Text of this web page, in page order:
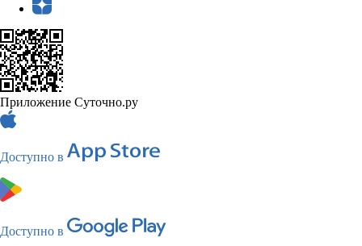
Приложение Суточно.ру
Доступно в
Доступно в